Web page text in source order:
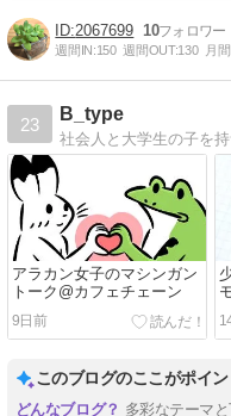
2067699 10
週間IN:150 週間OUT:130 月
23
B_type
アラカン女子のマシンガン
トーク@カフェチェーン
9日前
このブログのここがポイン
多彩なテーマ